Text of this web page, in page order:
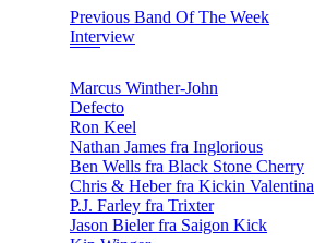
Previous Band Of The Week
Interview
Marcus Winther-John
Defecto
Ron Keel
Nathan James fra Inglorious
Ben Wells fra Black Stone Cherry
Chris & Heber fra Kickin Valentina
P.J. Farley fra Trixter
Jason Bieler fra Saigon Kick